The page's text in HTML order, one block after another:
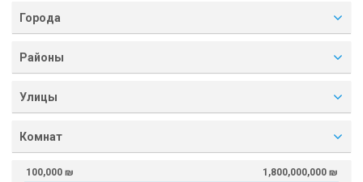
Города
Районы
Улицы
Комнат
100,000 ₪ 1,800,000,000 ₪